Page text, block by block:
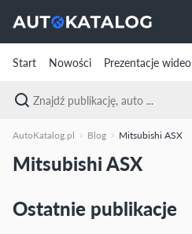
Start Nowości Prezentacje wideo
AutoKatalog.pl Blog Mitsubishi ASX
Mitsubishi ASX
Ostatnie publikacje